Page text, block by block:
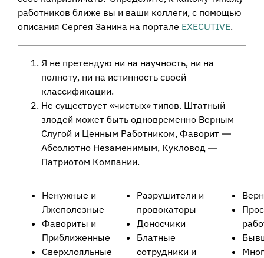
работников ближе вы и ваши коллеги, с помощью
описания Сергея Занина на портале EXECUTIVE.
Я не претендую ни на научность, ни на
полноту, ни на истинность своей
классификации.
Не существует «чистых» типов. Штатный
злодей может быть одновременно Верным
Слугой и Ценным Работником, Фаворит ―
Абсолютно Незаменимым, Кукловод ―
Патриотом Компании.
Ненужные и
Лжеполезные
Фавориты и
Приближенные
Сверхлояльные
Разрушители и
провокаторы
Доносчики
Блатные
сотрудники и